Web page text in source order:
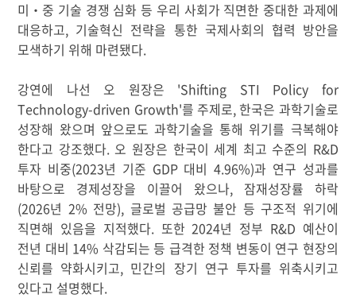
미 ‧ 중 기술 경쟁 심화 등 우리 사회가 직면한 중대한 과제에
대응하고, 기술혁신 전략을 통한 국제사회의 협력 방안을
모색하기 위해 마련됐다.
강연에 나선 오 원장은 'Shifting STI Policy for
Technology-driven Growth'를 주제로, 한국은 과학기술로
성장해 왔으며 앞으로도 과학기술을 통해 위기를 극복해야
한다고 강조했다. 오 원장은 한국이 세계 최고 수준의 R&D
투자 비중(2023년 기준 GDP 대비4.96%)과 연구 성과를
바탕으로 경제성장을 이끌어 왔으나, 잠재성장률 하락
(2026년 2% 전망), 글로벌 공급망 불안 등 구조적 위기에
직면해 있음을 지적했다. 또한2024년 정부 R&D 예산이
전년 대비 14% 삭감되는 등 급격한 정책 변동이 연구 현장의
신뢰를 약화시키고, 민간의 장기 연구 투자를 위축시키고
있다고 설명했다.